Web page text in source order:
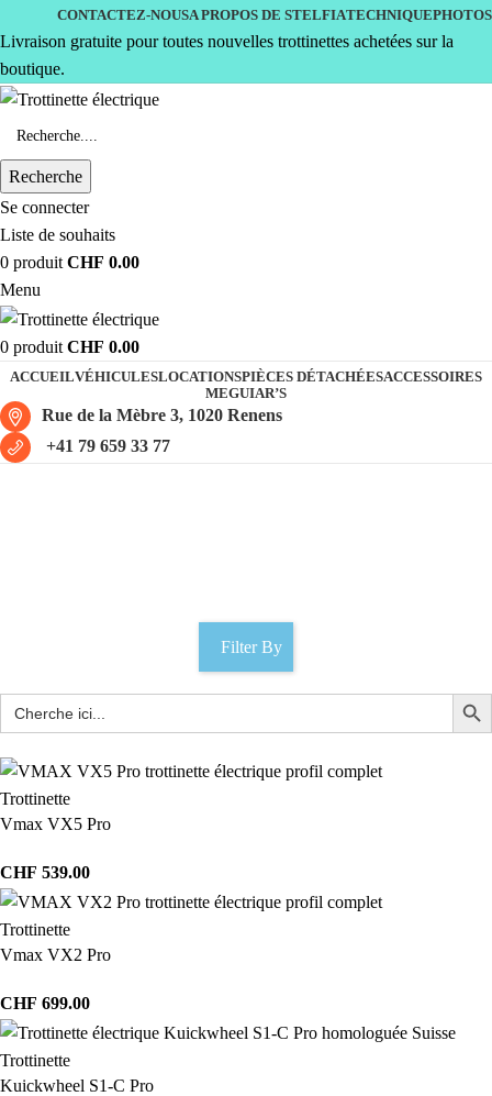
CONTACTEZ-NOUSA PROPOS DE STELFIATECHNIQUEPHOTOS
Livraison gratuite pour toutes nouvelles trottinettes achetées sur la
boutique.
Recherche
Se connecter
Liste de souhaits
0 produit CHF 0.00
Menu
0 produit CHF 0.00
ACCUEILVÉHICULESLOCATIONSPIÈCES DÉTACHÉESACCESSOIRES
MEGUIAR’S
Rue de la Mèbre 3, 1020 Renens
+41 79 659 33 77
Filter By
Trottinette
Vmax VX5 Pro
CHF 539.00
Trottinette
Vmax VX2 Pro
CHF 699.00
Trottinette
Kuickwheel S1-C Pro